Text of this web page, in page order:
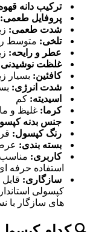
ترکیب دانه
پروفایل طعمی:
شدت طعمی:
تلخی: متوسط رو
عطر و رایحه:
غلظت
کافئین: بسیار
شدت انرژی:
اسیدیته: کم
کرما: غلیظ و
جنس بدنه
رنگ کپسول:
بسته بندی: عرضه
کاربری:
استفاده حرفه
سازگاری:
کپسولی
های سازگار با